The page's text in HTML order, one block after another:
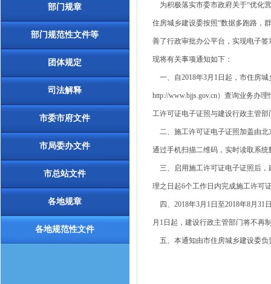
部门规章
部门规范性文件等
团体规定
司法解释
市委市府文件
市局委办文件
市总站文件
各地规章
各地规范性文件
为积极落实市委市政府关于“优化
住房城乡建设委按照“数据多跑路，
善了行政审批办公平台，实现电子
现将有关事项通知如下：
一、自2018年3月1日起，市住房
http://www.bjjs.gov.cn）查询业务办
工许可证电子证照与建设行政主管
二、施工许可证电子证照加盖由北
通过手机扫描二维码，实时读取系
三、启用施工许可证电子证照后，
理之日起6个工作日内完成施工许可
四、2018年3月1日至2018年8月31
月1日起，建设行政主管部门将不再
五、本通知由市住房城乡建设委负